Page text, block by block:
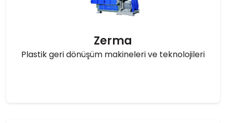
Zerma
Plastik geri dönüşüm makineleri ve teknolojileri